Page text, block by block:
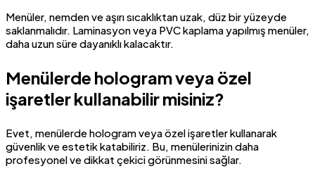
Menüler, nemden ve aşırı sıcaklıktan uzak, düz bir yüzeyde
saklanmalıdır. Laminasyon veya PVC kaplama yapılmış menüler,
daha uzun süre dayanıklı kalacaktır.
Menülerde hologram veya özel
işaretler kullanabilir misiniz?
Evet, menülerde hologram veya özel işaretler kullanarak
güvenlik ve estetik katabiliriz. Bu, menülerinizin daha
profesyonel ve dikkat çekici görünmesini sağlar.